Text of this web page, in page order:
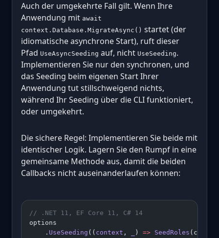
Auch der umgekehrte Fall gilt. Wenn Ihre
Anwendung mit await
context.Database.MigrateAsync() startet (der
idiomatische asynchrone Start), ruft dieser
Pfad UseAsyncSeeding auf, nicht UseSeeding.
Implementieren Sie nur den synchronen, und
das Seeding beim eigenen Start Ihrer
Anwendung tut stillschweigend nichts,
während Ihr Seeding über die CLI funktioniert,
oder umgekehrt.
Die sichere Regel: Implementieren Sie beide mit
identischer Logik. Lagern Sie den Rumpf in eine
gemeinsame Methode aus, damit die beiden
Callbacks nicht auseinanderlaufen können:
// .NET 11, EF Core 11, C# 14
options
    .
UseSeeding (( context , ) => SeedRoles